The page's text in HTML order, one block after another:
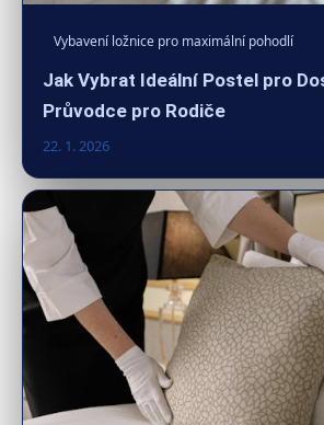
Vybavení ložnice pro maximální pohodlí
Jak Vybrat Ideální Postel pro
Průvodce pro Rodiče
22. 1. 2026